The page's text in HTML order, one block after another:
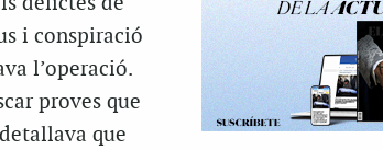
i conspiració
l’operació.
proves que
que